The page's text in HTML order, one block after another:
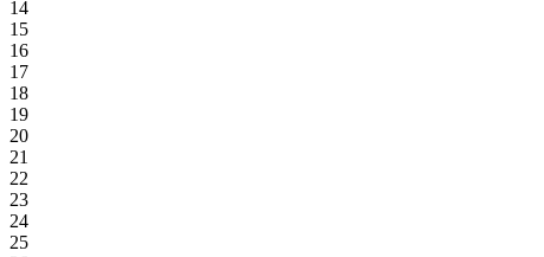
14
15
16
17
18
19
20
21
22
23
24
25